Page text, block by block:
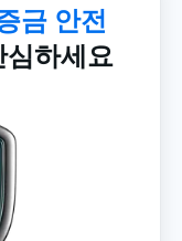
금 안전
하세요